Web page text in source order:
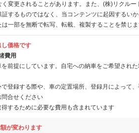
変更されることがあります。また、(株)リクルー
するものではなく、当コンテンツに起因するい
一部を無断で転写、転載、複製することを禁じま
価格です
費用
前提にしています。自宅への納車をご希望され
登録する際や、車の定置場所、登録月によって
合せください
するために必要な費用も含まれています
が変わります